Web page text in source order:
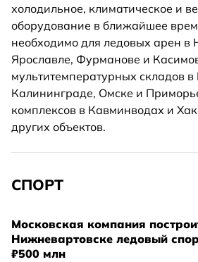
холодильное, климатическое и
оборудование в ближайшее
необходимо для ледовых арен в
Ярославле, Фурманове и
мультитемпературных складов в
Калининграде, Омске и
комплексов в Кавминводах и
других объектов.
СПОРТ
Московская компания
Нижневартовске ледовый
₽500 млн